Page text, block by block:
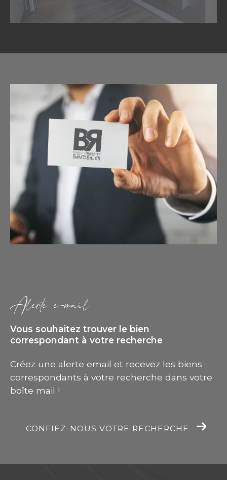
alerte e-mail
Vous souhaitez trouver le bien
correspondant à votre recherche
Créez une alerte email et recevez les biens
correspondants à votre recherche dans votre
boîte mail !
CONFIEZ-NOUS VOTRE RECHERCHE